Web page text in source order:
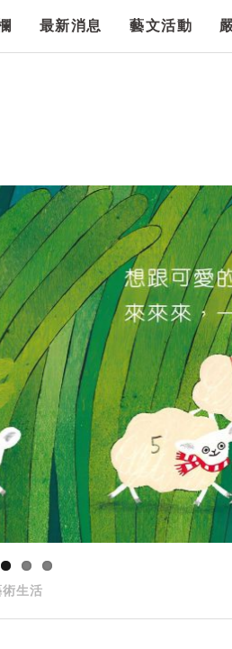
最新消息 藝文活動
術生活